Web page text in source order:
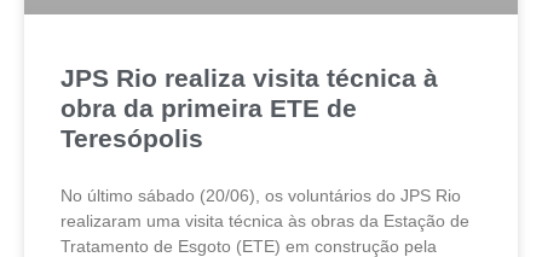
JPS Rio realiza visita técnica à
obra da primeira ETE de
Teresópolis
No último sábado (20/06), os voluntários do JPS Rio
realizaram uma visita técnica às obras da Estação de
Tratamento de Esgoto (ETE) em construção pela